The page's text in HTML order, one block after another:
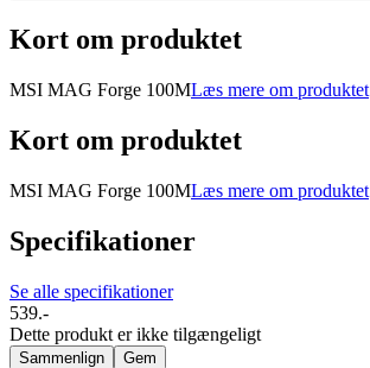
Kort om produktet
MSI MAG Forge 100MLæs mere om produktet
Kort om produktet
MSI MAG Forge 100MLæs mere om produktet
Specifikationer
Se alle specifikationer
539.-
Dette produkt er ikke tilgængeligt
Sammenlign Gem